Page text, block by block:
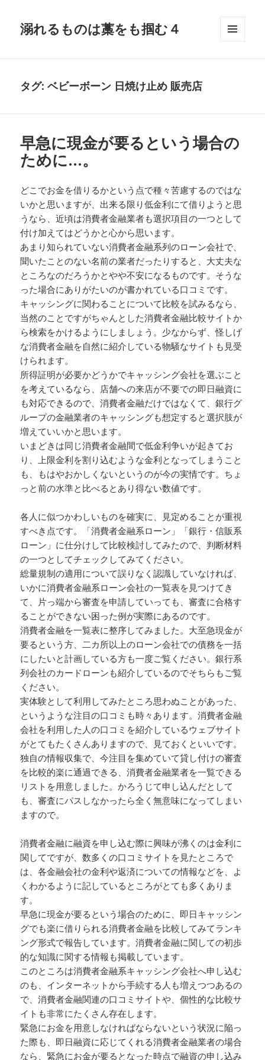
溺れるものは藁をも掴む４
タグ:ベビーボーン 日焼け止め 販売店
早急に現金が要るという場合の
ために…。
どこでお金を借りるかという点で種々苦慮するのではな
いかと思いますが、出来る限り低金利にて借りようと思
うなら、近頃は消費者金融業者も選択項目の一つとして
付け加えてはどうかと心から思います。
あまり知られていない消費者金融系列のローン会社で、
聞いたことのない名前の業者だったりすると、大丈夫な
ところなのだろうかとやや不安になるものです。そうな
った場合にありがたいのが書かれている口コミです。
キャッシングに関わることについて比較を試みるなら、
当然のことですがちゃんとした消費者金融比較サイトか
ら検索をかけるようにしましょう。少なからず、怪しげ
な消費者金融を自然に紹介している物騒なサイトも見受
けられます。
所得証明が必要かどうかでキャッシング会社を選ぶこと
を考えているなら、店舗への来店が不要での即日融資に
も対応できるので、消費者金融だけではなくて、銀行グ
ループの金融業者のキャッシングも想定すると選択肢が
増えていいかと思います。
いまどきは同じ消費者金融間で低金利争いが起きてお
り、上限金利を割り込むような金利となってしまうこと
も、もはやおかしくないというのが今の実情です。ちょ
っと前の水準と比べるとあり得ない数値です。
各人に似つかわしいものを確実に、見定めることが重視
すべき点です。「消費者金融系ローン」「銀行・信販系
ローン」に仕分けして比較検討してみたので、判断材料
の一つとしてチェックしてみてください。
総量規制の適用について誤りなく認識していなければ、
いかに消費者金融系ローン会社の一覧表を見つけてき
て、片っ端から審査を申請していっても、審査に合格す
ることができない困った例が実際にあるのです。
消費者金融を一覧表に整序してみました。大至急現金が
要るという方、二カ所以上のローン会社での債務を一括
にしたいと計画している方も一度ご覧ください。銀行系
列会社のカードローンも紹介しているのでそちらもご覧
ください。
実体験として利用してみたところ思わぬことがあった、
というような注目の口コミも時々あります。消費者金融
会社を利用した人の口コミを紹介しているウェブサイト
がとてもたくさんありますので、見ておくといいです。
独自の情報収集で、今注目を集めていて貸し付けの審査
を比較的楽に通過できる、消費者金融業者を一覧できる
リストを用意しました。かろうじて申し込んだとして
も、審査にパスしなかったら全く無意味になってしまい
ますので。
消費者金融に融資を申し込む際に興味が沸くのは金利に
関してですが、数多くの口コミサイトを見たところで
は、各金融会社の金利や返済についての情報などを、よ
くわかるように記しているところがとても多くありま
す。
早急に現金が要るという場合のために、即日キャッシン
グでも楽に借りられる消費者金融を比較してみてランキ
ング形式で報告しています。消費者金融に関しての初歩
的な知識に関する情報も掲載しています。
このところは消費者金融系キャッシング会社へ申し込む
のも、インターネットから手続する人も増えつつあるの
で、消費者金融関連の口コミサイトや、個性的な比較サ
イトも非常にたくさん存在します。
緊急にお金を用意しなければならないという状況に陥っ
た際も、即日融資に応じてくれる消費者金融業者の場合
なら、緊急にお金が要るとなった時点で融資の申し込み